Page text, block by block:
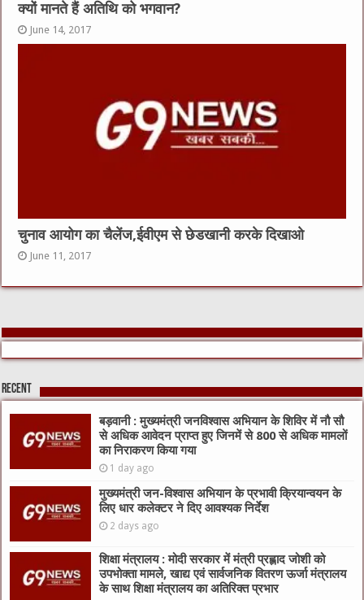
क्यों मानते हैं अतिथि को भगवान?
June 14, 2017
चुनाव आयोग का चैलेंज,ईवीएम से छेडखानी करके दिखाओ
June 11, 2017
Recent
बड़वानी : मुख्यमंत्री जनविश्वास अभियान के शिविर में नौ सौ
से अधिक आवेदन प्राप्त हुए जिनमें से 800 से अधिक मामलों
का निराकरण किया गया
1 day ago
मुख्यमंत्री जन-विश्वास अभियान के प्रभावी क्रियान्वयन के
लिए धार कलेक्टर ने दिए आवश्यक निर्देश
2 days ago
शिक्षा मंत्रालय : मोदी सरकार में मंत्री प्रह्लाद जोशी को
उपभोक्ता मामले, खाद्य एवं सार्वजनिक वितरण ऊर्जा मंत्रालय
के साथ शिक्षा मंत्रालय का अतिरिक्त प्रभार